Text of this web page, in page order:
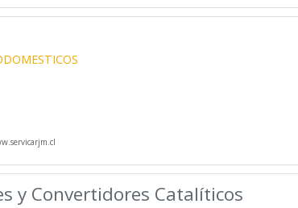
y Convertidores Catalíticos